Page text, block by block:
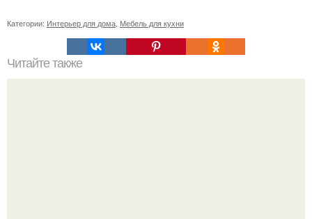
Категории: Интерьер для дома Мебель для кухни
Читайте также